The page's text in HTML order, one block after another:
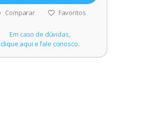
Comparar Favoritos
Em caso de dúvidas,
clique aqui e fale conosco.